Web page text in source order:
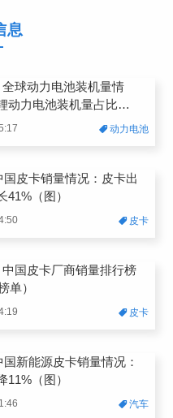
息
全球动力电池装机量情
动力电池装机量占比
动力电池
国皮卡销量情况：皮卡出
41%（图）
皮卡
中国皮卡厂商销量排行榜
单）
皮卡
新能源皮卡销量情况：
11%（图）
汽车